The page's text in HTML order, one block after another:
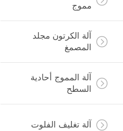
مموج
آلة الكرتون مجلد
المصمغ
آلة المموج أحادية
السطح
آلة تغليف الفلوت